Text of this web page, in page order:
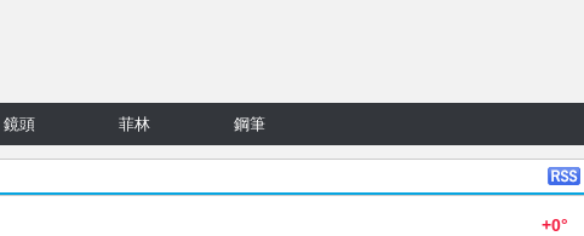
鏡頭 菲林 鋼筆
+0°